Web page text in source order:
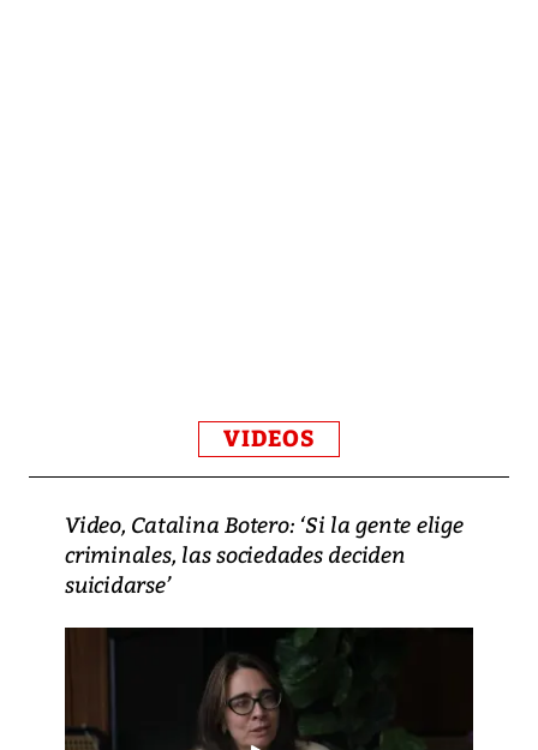
VIDEOS
Video, Catalina Botero: ‘Si la gente elige
criminales, las sociedades deciden
suicidarse’